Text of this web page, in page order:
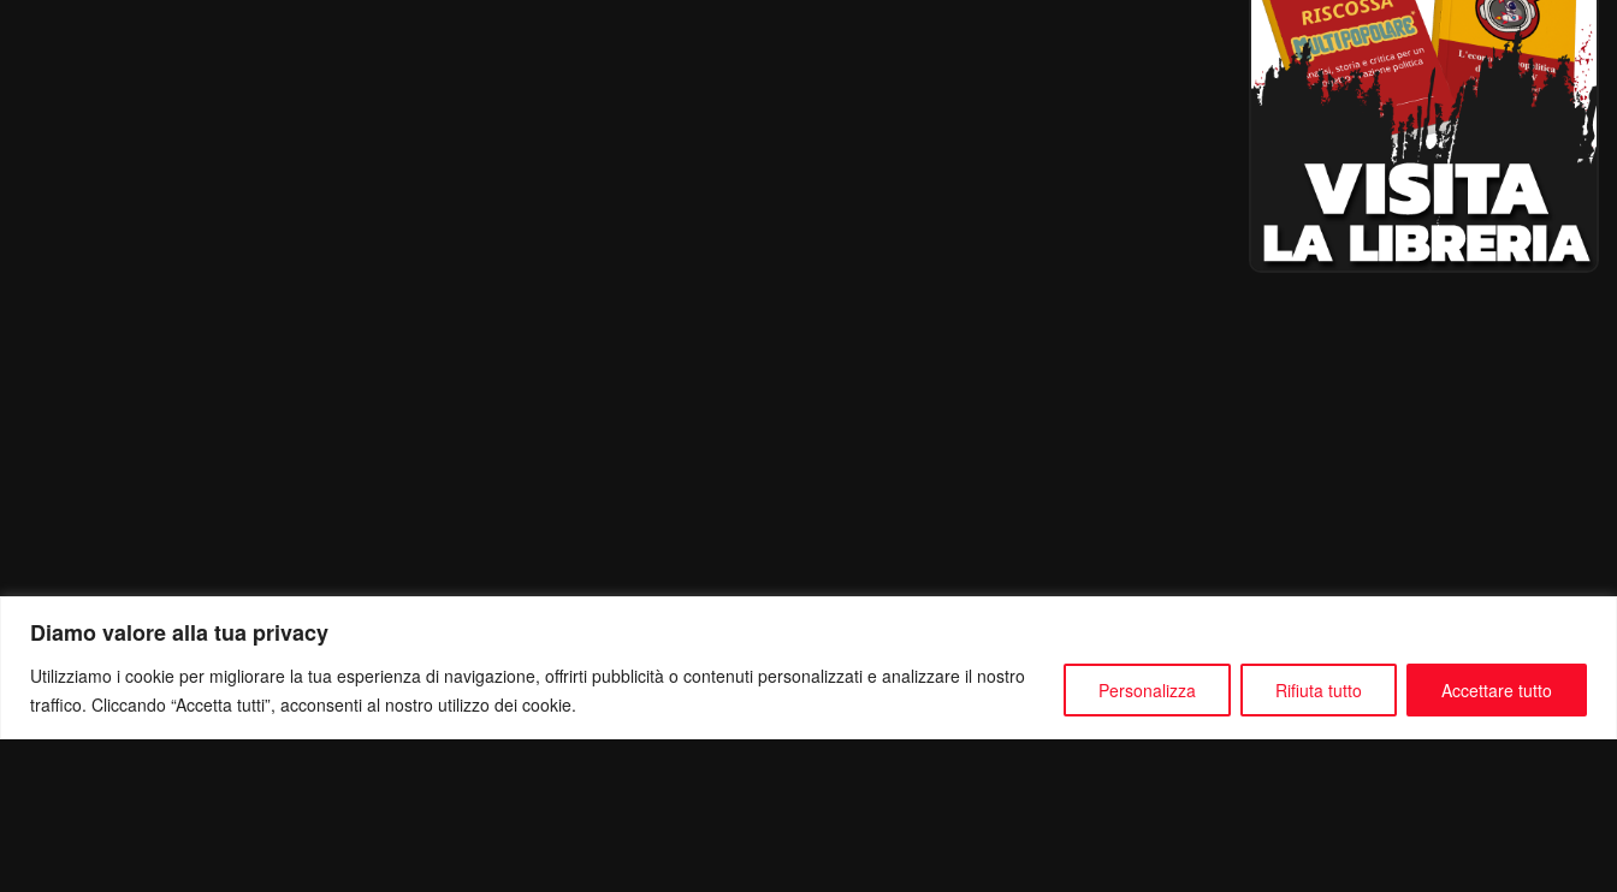
Diamo valore alla tua privacy
Utilizziamo i cookie per migliorare la tua esperienza di navigazione, offrirti pubblicità o contenuti personalizzati e analizzare il nostro
traffico. Cliccando “Accetta tutti”, acconsenti al nostro utilizzo dei cookie.
Personalizza Rifiuta tutto Accettare tutto